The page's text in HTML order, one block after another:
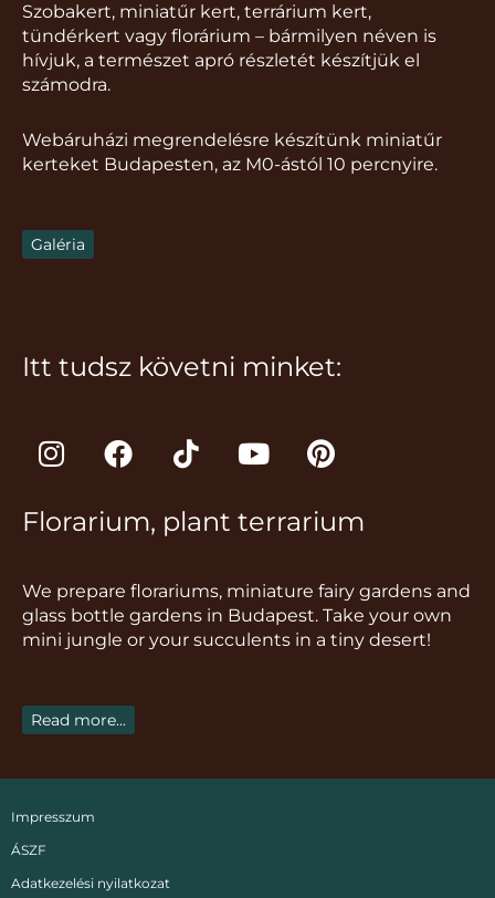
Szobakert, miniatűr kert, terrárium kert,
tündérkert vagy florárium – bármilyen néven is
hívjuk, a természet apró részletét készítjük el
számodra.
Webáruházi megrendelésre készítünk miniatűr
kerteket Budapesten, az M0-ástól 10 percnyire.
Galéria
Itt tudsz követni minket:
I
n
t
g
r
a
F
a
e
o
o
k
T
i
t
k
Y
o
t
b
e
P
i
t
r
e
s
Florarium, plant terrarium
We prepare florariums, miniature fairy gardens and
glass bottle gardens in Budapest. Take your own
mini jungle or your succulents in a tiny desert!
Read more...
Impresszum
ÁSZF
Adatkezelési nyilatkozat